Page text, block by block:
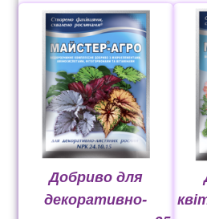
рахунок 3545
рахунок 4180
рахунок 4500
Рахунок 5200
рахунок 765
Добриво для
декоративно-